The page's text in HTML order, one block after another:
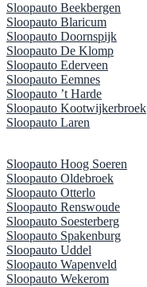
Sloopauto Beekbergen
Sloopauto Blaricum
Sloopauto Doornspijk
Sloopauto De Klomp
Sloopauto Ederveen
Sloopauto Eemnes
Sloopauto ’t Harde
Sloopauto Kootwijkerbroek
Sloopauto Laren
Sloopauto Hoog Soeren
Sloopauto Oldebroek
Sloopauto Otterlo
Sloopauto Renswoude
Sloopauto Soesterberg
Sloopauto Spakenburg
Sloopauto Uddel
Sloopauto Wapenveld
Sloopauto Wekerom